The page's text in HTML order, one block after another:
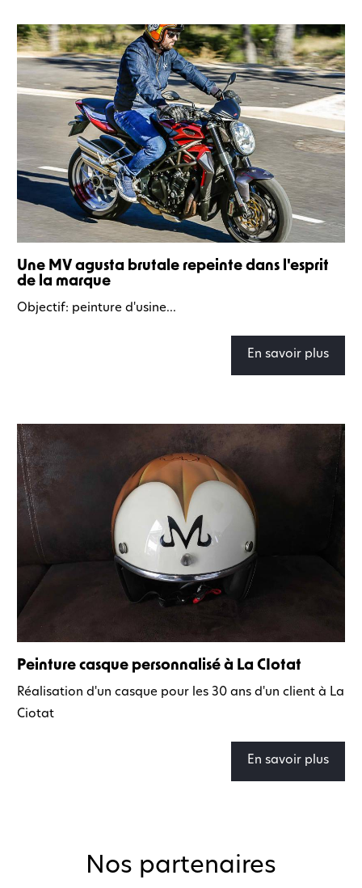
Une MV agusta brutale repeinte dans l'esprit
de la marque
Objectif: peinture d'usine...
En savoir plus
Peinture casque personnalisé à La CIotat
Réalisation d'un casque pour les 30 ans d'un client à La
Ciotat
En savoir plus
Nos partenaires